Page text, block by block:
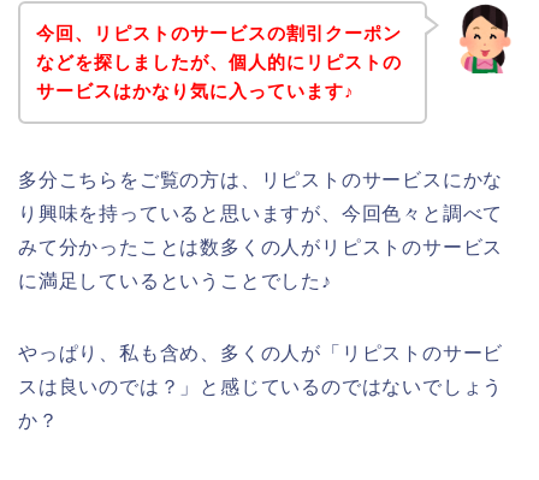
今回、リピストのサービスの割引クーポン
などを探しましたが、個人的にリピストの
サービスはかなり気に入っています♪
多分こちらをご覧の方は、リピストのサービスにかな
り興味を持っていると思いますが、今回色々と調べて
みて分かったことは数多くの人がリピストのサービス
に満足しているということでした♪
やっぱり、私も含め、多くの人が「リピストのサービ
スは良いのでは？」と感じているのではないでしょう
か？